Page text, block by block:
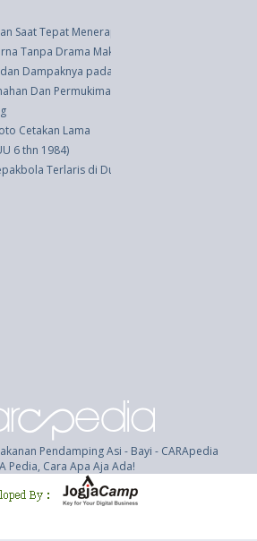
Saat Tepat Menerapkan Deodoran untuk Usir
Tanpa Drama Makeup Luntur, Ini Tipsnya
Dampaknya pada Anak
Dan Permukiman (UU 4 thn 1992)
Cetakan Lama
6 thn 1984)
Terlaris di Dunia
Pendamping Asi - Bayi - CARApedia
Pedia, Cara Apa Aja Ada!